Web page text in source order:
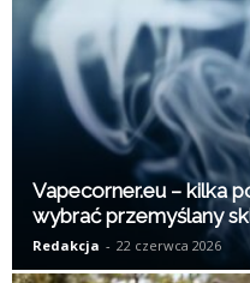
Vapecorner.eu – kilka
wybrać przemyślany
Redakcja - 22 czerwca 2026